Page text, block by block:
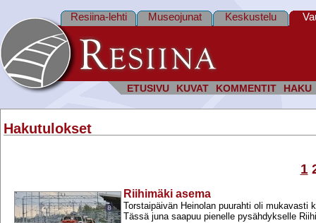
ETUSIVU KUVAT KOMMENTIT HAKU
Resiina-lehti Museojunat Keskustelu
Hakutulokset
1
Riihimäki asema
Torstaipäivän Heinolan puurahti oli mukavasti
Tässä juna saapuu pienelle pysähdykselle